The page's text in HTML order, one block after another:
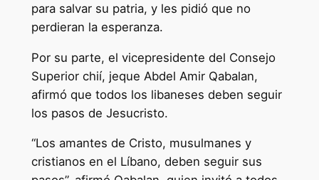
para salvar su patria, y les pidió que no
perdieran la esperanza.
Por su parte, el vicepresidente del Consejo
Superior chií, jeque Abdel Amir Qabalan,
afirmó que todos los libaneses deben seguir
los pasos de Jesucristo.
“Los amantes de Cristo, musulmanes y
cristianos en el Líbano, deben seguir sus